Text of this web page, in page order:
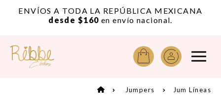
ENVÍOS A TODA LA REPÚBLICA MEXICANA
desde $160 en envío nacional.
Jumpers Jum Líneas